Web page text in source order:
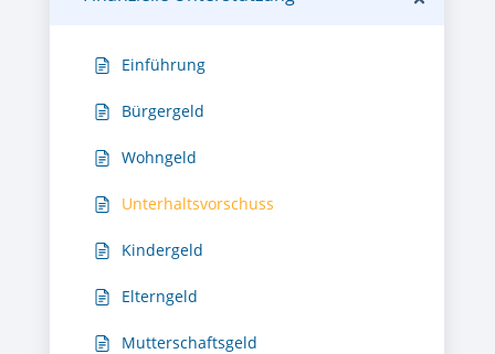
Einführung
Bürgergeld
Wohngeld
Unterhaltsvorschuss
Kindergeld
Elterngeld
Mutterschaftsgeld